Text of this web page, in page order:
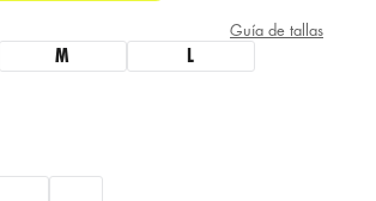
Guía de tallas
M L